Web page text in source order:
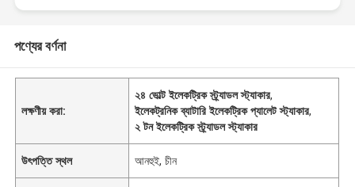
পণ্যের বর্ণনা
লক্ষণীয় করা:
২৪ ভোল্ট ইলেকট্রিক স্ট্র্যাডল স্ট্যাকার,
ইলেকট্রনিক ব্যাটারি ইলেকট্রিক প্যালেট স্ট্যাকার,
২ টন ইলেকট্রিক স্ট্র্যাডল স্ট্যাকার
উৎপত্তি স্থল আনহুই, চীন